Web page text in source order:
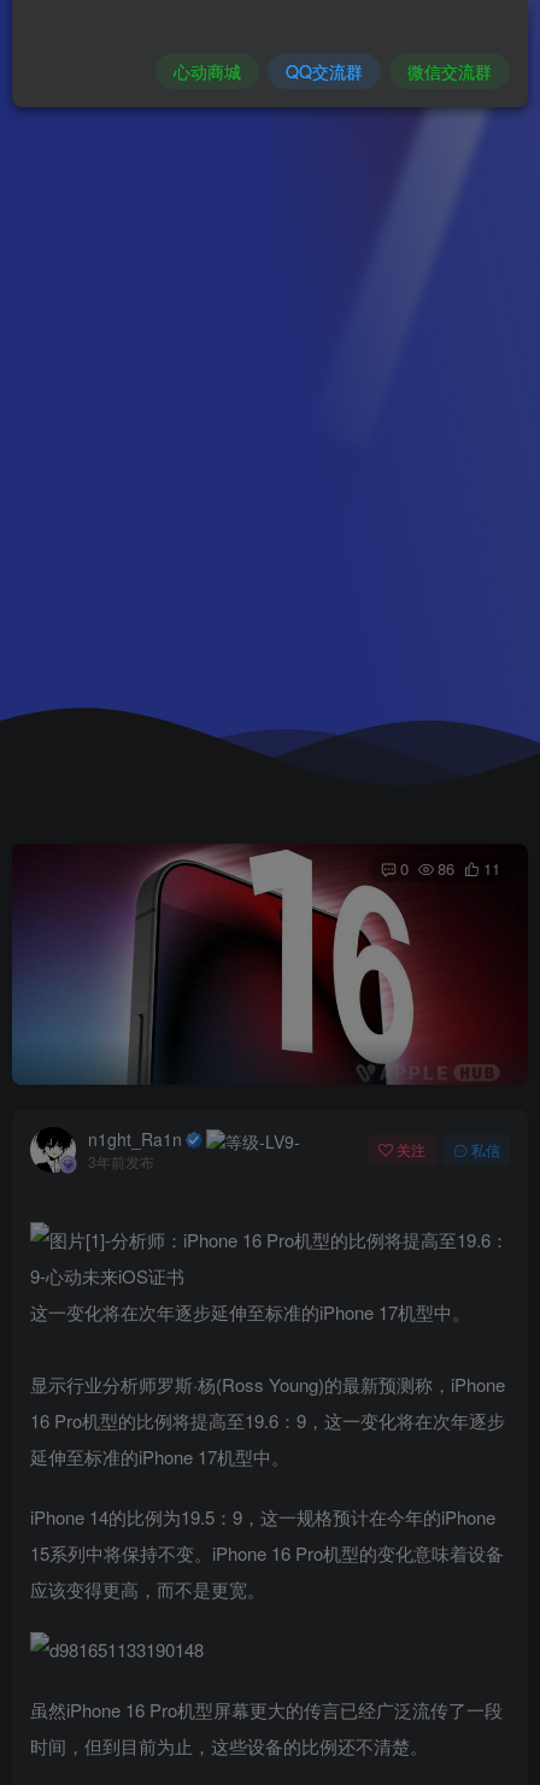
0 86 11
n1ght_Ra1n
3年前发布
关注 私信
这一变化将在次年逐步延伸至标准的iPhone 17机型中。
显示行业分析师罗斯·杨(Ross Young)的最新预测称，iPhone
16 Pro机型的比例将提高至19.6：9，这一变化将在次年逐步
延伸至标准的iPhone 17机型中。
iPhone 14的比例为19.5：9，这一规格预计在今年的iPhone
15系列中将保持不变。iPhone 16‌ Pro机型的变化意味着设备
应该变得更高，而不是更宽。
虽然‌iPhone 16‌ Pro机型屏幕更大的传言已经广泛流传了一段
时间，但到目前为止，这些设备的比例还不清楚。
心动商城 QQ交流群 微信交流群